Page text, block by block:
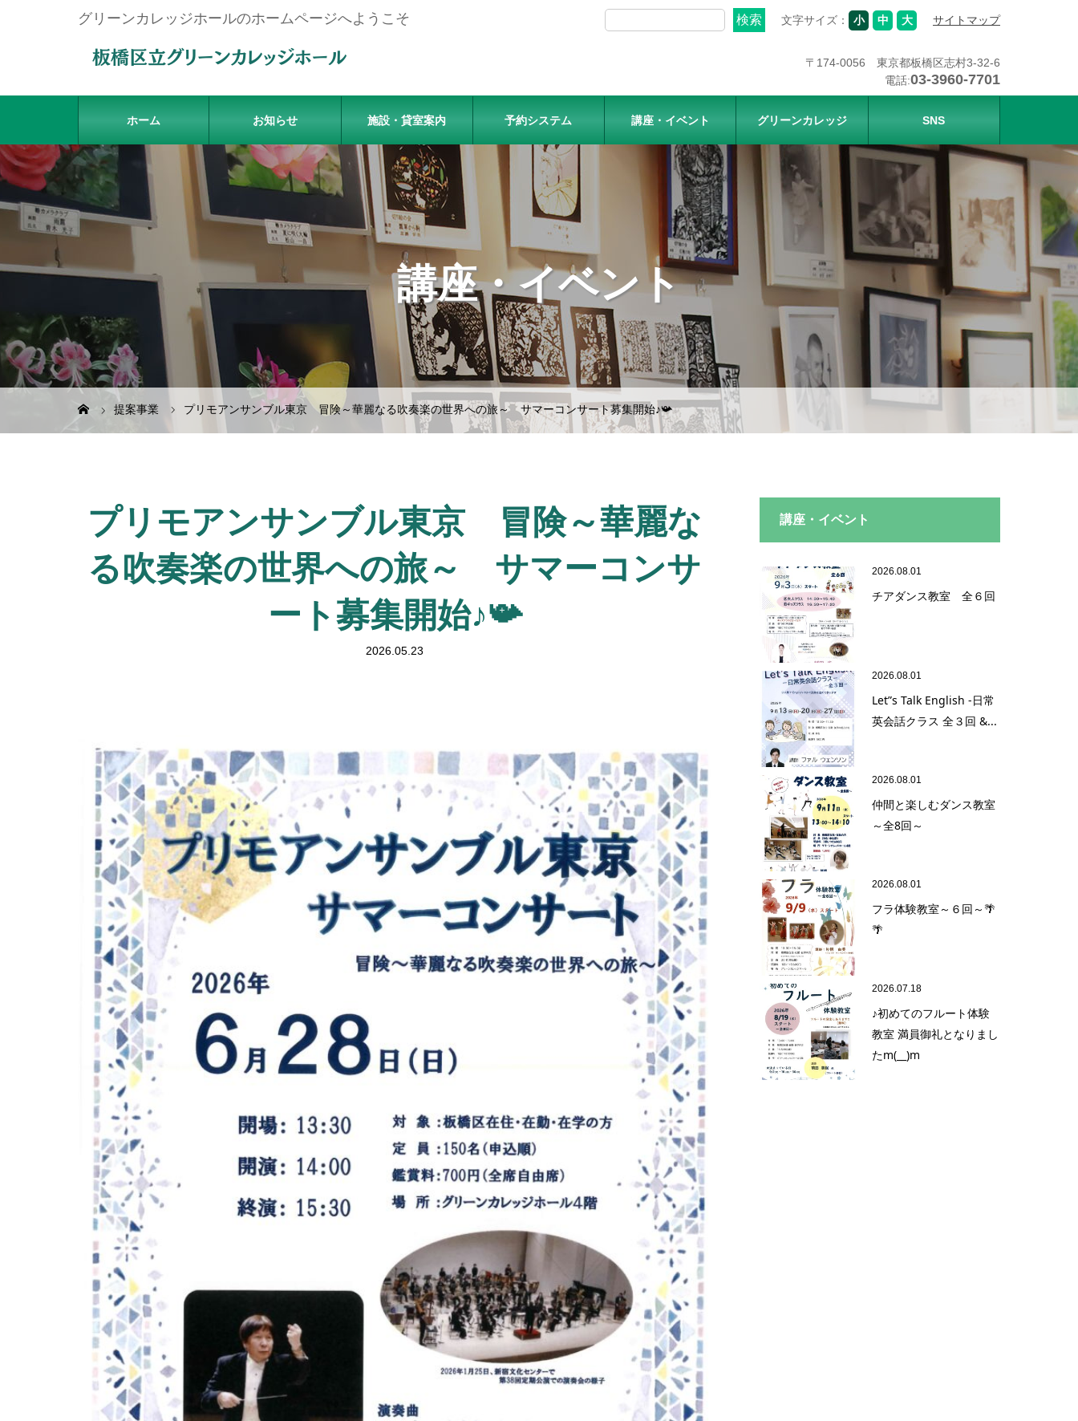
グリーンカレッジホールのホームページへようこそ 文字サイズ： 小 中 大 サイトマップ
〒174-0056 東京都板橋区志村3-32-6
電話:03-3960-7701
ホーム お知らせ 施設・貸室案内 予約システム 講座・イベント グリーンカレッジ SNS
講座・イベント
提案事業 プリモアンサンブル東京 冒険～華麗なる吹奏楽の世界への旅～ サマーコンサート募集開始♪📯
プリモアンサンブル東京 冒険～華麗な
る吹奏楽の世界への旅～ サマーコンサ
ート募集開始♪📯
2026.05.23
講座・イベント
2026.08.01
チアダンス教室 全６回
2026.08.01
Let”s Talk English -日常
英会話クラス 全３回 &...
2026.08.01
仲間と楽しむダンス教室
～全8回～
2026.08.01
フラ体験教室～６回～🌴
🌴
2026.07.18
♪初めてのフルート体験
教室 満員御礼となりまし
たm(__)m